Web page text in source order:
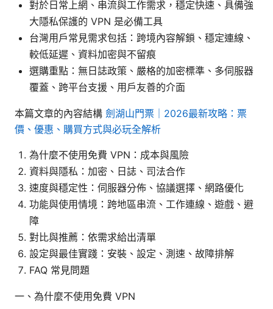
對於日常上網、串流與工作需求，穩定快速、具備強
大隱私保護的 VPN 是必備工具
台灣用戶常見需求包括：跨境內容解鎖、穩定連線、
較低延遲、資料加密與不留痕
選購重點：無日誌政策、嚴格的加密標準、多伺服器
覆蓋、跨平台支援、用戶友善的介面
本篇文章的內容結構 劍湖山門票｜2026最新攻略：票
價、優惠、購買方式與必玩全解析
為什麼不使用免費 VPN：成本與風險
資料與隱私：加密、日誌、司法合作
速度與穩定性：伺服器分佈、協議選擇、網路優化
功能與使用情境：跨地區串流、工作連線、遊戲、避
障
對比與推薦：依需求給出清單
設定與最佳實踐：安裝、設定、測速、故障排解
FAQ 常見問題
一、為什麼不使用免費 VPN